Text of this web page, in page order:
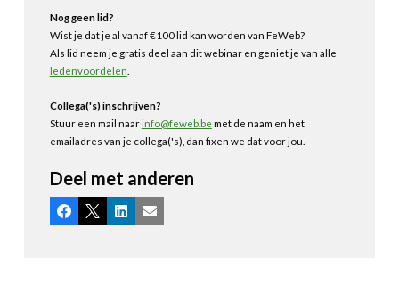
Nog geen lid?
Wist je dat je al vanaf €100 lid kan worden van FeWeb?
Als lid neem je gratis deel aan dit webinar en geniet je van alle
ledenvoordelen
Collega('s) inschrijven?
Stuur een mail naarinfo@feweb.be met de naam en het
emailadres van je collega('s), dan fixen we dat voor jou.
Deel met anderen
Facebook
X LinkedInE-mail